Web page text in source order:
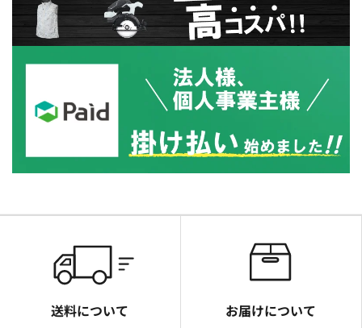
送料について お届けについて